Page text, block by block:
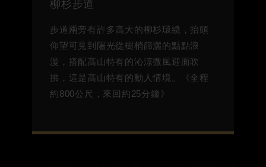
柳杉步道
步道兩旁有許多高大的柳杉環繞，抬頭
仰望可見到陽光從樹梢篩灑的點點浪
漫，搭配高山特有的沁涼微風迎面吹
拂，這是高山特有的動人情境。《全程
約800公尺，來回約25分鐘》